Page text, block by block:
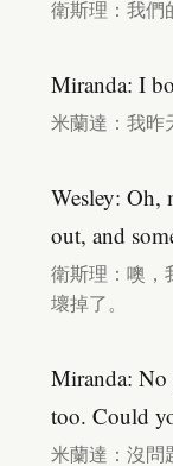
衛斯理：我們
Miranda: I
米蘭達：我昨
Wesley: Oh,
out, and
衛斯理：噢，
壞掉了。
Miranda:
too. Could
米蘭達：沒問